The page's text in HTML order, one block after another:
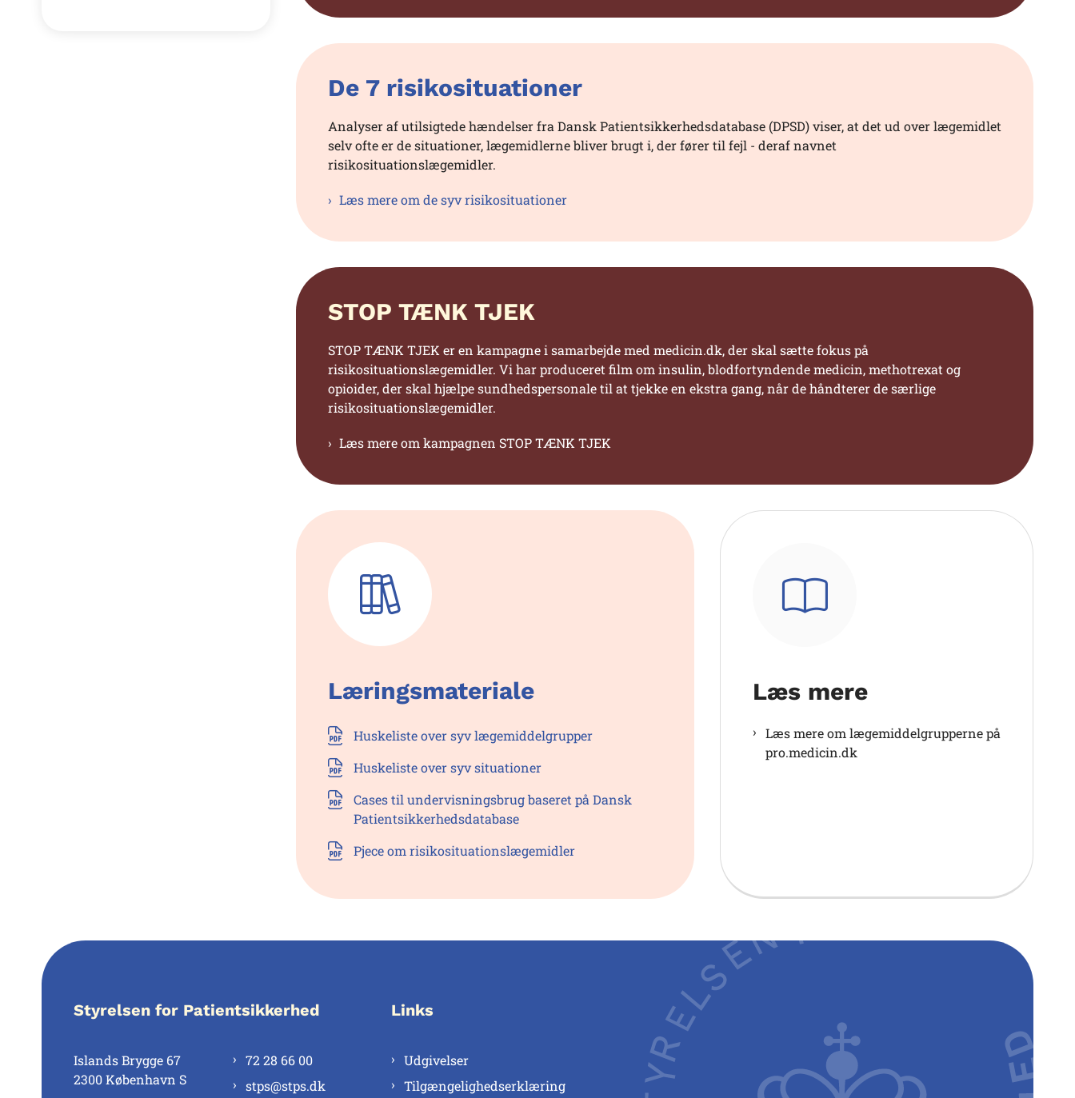
De 7 risikosituationer
Analyser af utilsigtede hændelser fra Dansk Patientsikkerhedsdatabase (DPSD) viser, at det ud over lægemidlet
selv ofte er de situationer, lægemidlerne bliver brugt i, der fører til fejl - deraf navnet
risikosituationslægemidler.
Læs mere om de syv risikosituationer
STOP TÆNK TJEK
STOP TÆNK TJEK er en kampagne i samarbejde med medicin.dk, der skal sætte fokus på
risikosituationslægemidler. Vi har produceret film om insulin, blodfortyndende medicin, methotrexat og
opioider, der skal hjælpe sundhedspersonale til at tjekke en ekstra gang, når de håndterer de særlige
risikosituationslægemidler.
Læs mere om kampagnen STOP TÆNK TJEK
Læringsmateriale
Huskeliste over syv lægemiddelgrupper
Huskeliste over syv situationer
Cases til undervisningsbrug baseret på Dansk
Patientsikkerhedsdatabase
Pjece om risikosituationslægemidler
Læs mere
Læs mere om lægemiddelgrupperne på
pro.medicin.dk
Styrelsen for Patientsikkerhed
Islands Brygge 67
2300 København S
72 28 66 00
stps@stps.dk
Links
Udgivelser
Tilgængelighedserklæring